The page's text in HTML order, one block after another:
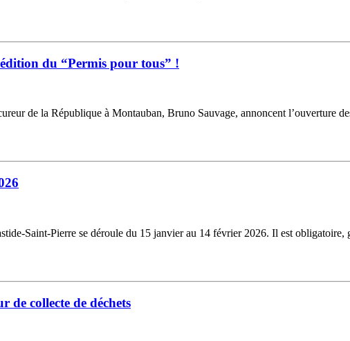
du “Permis pour tous” !
de la République à Montauban, Bruno Sauvage, annoncent l’ouverture
Saint-Pierre se déroule du 15 janvier au 14 février 2026. Il est
de collecte de déchets